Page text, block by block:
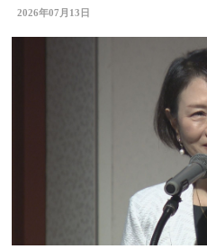
初開催
2026年07月13日